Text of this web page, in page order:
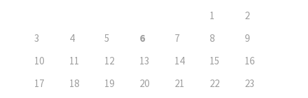
1
2
3
4 5 6 7 8
9
10
11 12 13 14 15
16
17
18 19 20 21 22
23